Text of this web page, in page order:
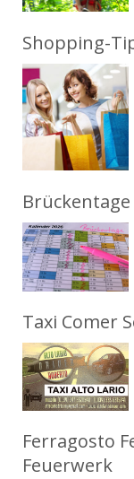
Shopping-
Brückentage
Taxi Comer
Ferragosto
Feuerwerk